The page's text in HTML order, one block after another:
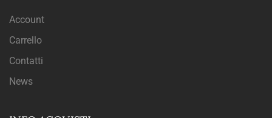
Account
Carrello
Contatti
News